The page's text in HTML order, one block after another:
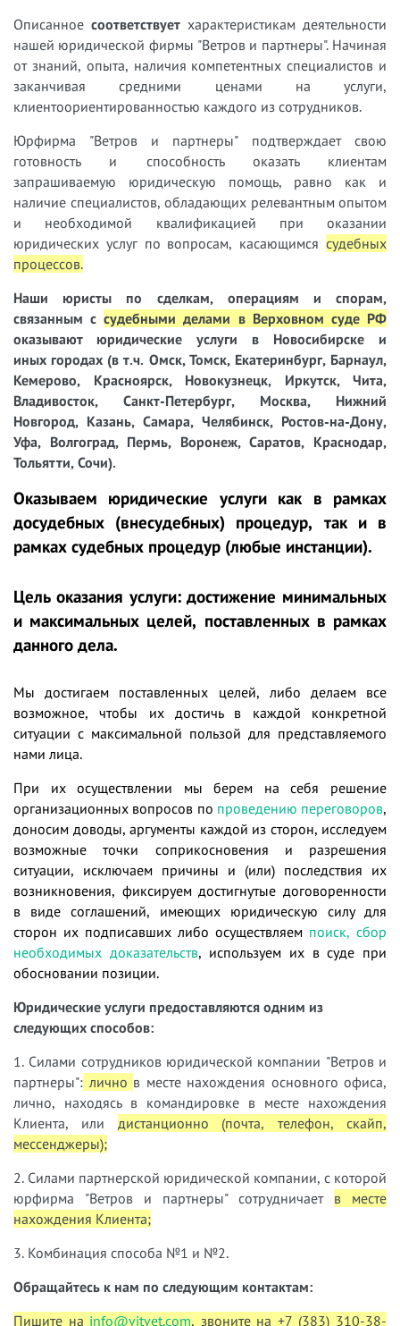
Описанное соответствует характеристикам деятельности
нашей юридической фирмы "Ветров и партнеры". Начиная
от знаний, опыта, наличия компетентных специалистов и
заканчивая средними ценами на услуги,
клиентоориентированностью каждого из сотрудников.
Юрфирма "Ветров и партнеры" подтверждает свою
готовность и способность оказать клиентам
запрашиваемую юридическую помощь, равно как и
наличие специалистов, обладающих релевантным опытом
и необходимой квалификацией при оказании
юридических услуг по вопросам, касающимся судебных
процессов.
Наши юристы
по сделкам, операциям и спорам,
связанным ссудебными делами в Верховном суде РФ
оказывают юридические услуги в Новосибирске и
иных городах (в т.ч. Омск, Томск, Екатеринбург, Барнаул,
Кемерово, Красноярск, Новокузнецк, Иркутск, Чита,
Владивосток, Санкт-Петербург, Москва, Нижний
Новгород, Казань, Самара, Челябинск, Ростов-на-Дону,
Уфа, Волгоград, Пермь, Воронеж, Саратов, Краснодар,
Тольятти, Сочи).
Оказываем юридические услуги как в рамках
досудебных (внесудебных) процедур, так и в
рамках судебных процедур (любые инстанции).
Цель оказания услуги: достижение минимальных
и максимальных целей, поставленных в рамках
данного дела.
Мы достигаем поставленных целей, либо делаем все
возможное, чтобы их достичь в каждой конкретной
ситуации с максимальной пользой для представляемого
нами лица.
При их осуществлении мы берем на себя решение
организационных вопросов по проведению переговоров,
доносим доводы, аргументы каждой из сторон, исследуем
возможные точки соприкосновения и разрешения
ситуации, исключаем причины и (или) последствия их
возникновения, фиксируем достигнутые договоренности
в виде соглашений, имеющих юридическую силу для
сторон их подписавших либо осуществляем поиск, сбор
необходимых доказательств, используем их в суде при
обосновании позиции.
Юридические услуги предоставляются одним из
следующих способов:
1. Силами сотрудников юридической компании "Ветров и
партнеры": лично в месте нахождения основного офиса,
лично, находясь в командировке в месте нахождения
Клиента, или дистанционно (почта, телефон, скайп,
мессенджеры);
2. Силами партнерской юридической компании, с которой
юрфирма "Ветров и партнеры" сотрудничает в месте
нахождения Клиента;
3. Комбинация способа №1 и №2.
Обращайтесь к нам по следующим контактам:
Пишите на info@vitvet.com, звоните на +7 (383) 310-38-